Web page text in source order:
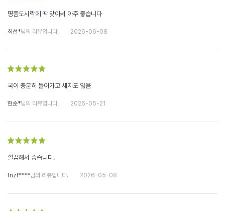
명품도시락에 딱 맞아서 아주 좋습니다
최선*님의 리뷰입니다. 2026-06-08
국이 충분히 들어가고 새지도 않음
현순*님의 리뷰입니다. 2026-05-21
깔끔해서 좋습니다.
fnzl****님의 리뷰입니다. 2026-05-08